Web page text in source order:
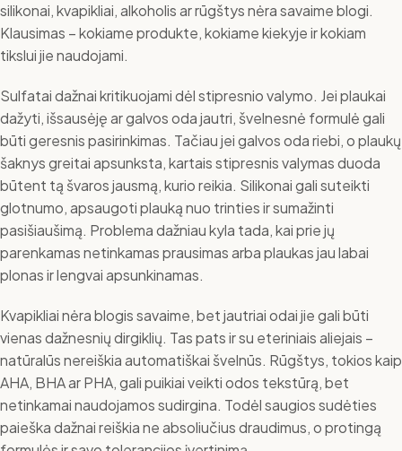
silikonai, kvapikliai, alkoholis ar rūgštys nėra savaime blogi.
Klausimas – kokiame produkte, kokiame kiekyje ir kokiam
tikslui jie naudojami.
Sulfatai dažnai kritikuojami dėl stipresnio valymo. Jei plaukai
dažyti, išsausėję ar galvos oda jautri, švelnesnė formulė gali
būti geresnis pasirinkimas. Tačiau jei galvos oda riebi, o plaukų
šaknys greitai apsunksta, kartais stipresnis valymas duoda
būtent tą švaros jausmą, kurio reikia. Silikonai gali suteikti
glotnumo, apsaugoti plauką nuo trinties ir sumažinti
pasišiaušimą. Problema dažniau kyla tada, kai prie jų
parenkamas netinkamas prausimas arba plaukas jau labai
plonas ir lengvai apsunkinamas.
Kvapikliai nėra blogis savaime, bet jautriai odai jie gali būti
vienas dažnesnių dirgiklių. Tas pats ir su eteriniais aliejais –
natūralūs nereiškia automatiškai švelnūs. Rūgštys, tokios kaip
AHA, BHA ar PHA, gali puikiai veikti odos tekstūrą, bet
netinkamai naudojamos sudirgina. Todėl saugios sudėties
paieška dažnai reiškia ne absoliučius draudimus, o protingą